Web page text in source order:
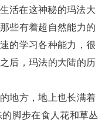
活在这神秘的玛法大
些有着超自然能力的
的学习各种能力，很
后，玛法的大陆的历
地方，地上也长满着
脚步在食人花和草丛